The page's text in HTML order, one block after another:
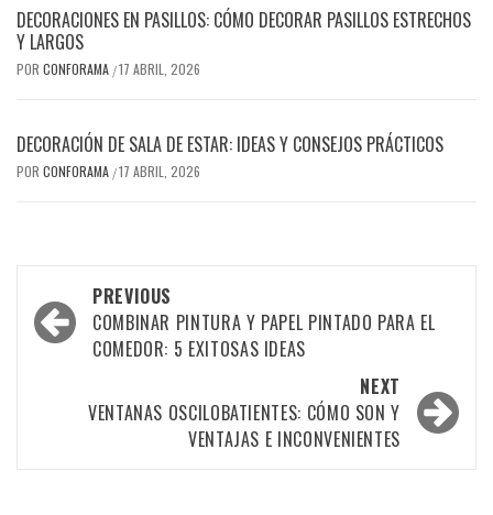
DECORACIONES EN PASILLOS: CÓMO DECORAR PASILLOS ESTRECHOS
Y LARGOS
POR CONFORAMA /17 ABRIL, 2026
DECORACIÓN DE SALA DE ESTAR: IDEAS Y CONSEJOS PRÁCTICOS
POR CONFORAMA /17 ABRIL, 2026
Post
navigation
PREVIOUS
COMBINAR PINTURA Y PAPEL PINTADO PARA EL
COMEDOR: 5 EXITOSAS IDEAS
NEXT
VENTANAS OSCILOBATIENTES: CÓMO SON Y
VENTAJAS E INCONVENIENTES